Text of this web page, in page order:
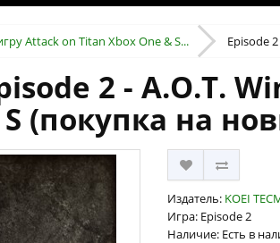
Attack on Titan Xbox One & S... Episode
2 - A.O.T.
(покупка на
Издатель: KOEI
Игра: Episode 2
Наличие: Есть в